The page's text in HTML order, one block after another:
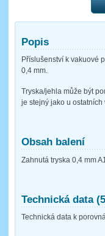
Popis
Příslušenství k vakuové
0,4 mm.
Tryska/jehla může být
je stejný jako u
Obsah balení
Zahnutá tryska 0,4 mm
Technická data
Technická data k